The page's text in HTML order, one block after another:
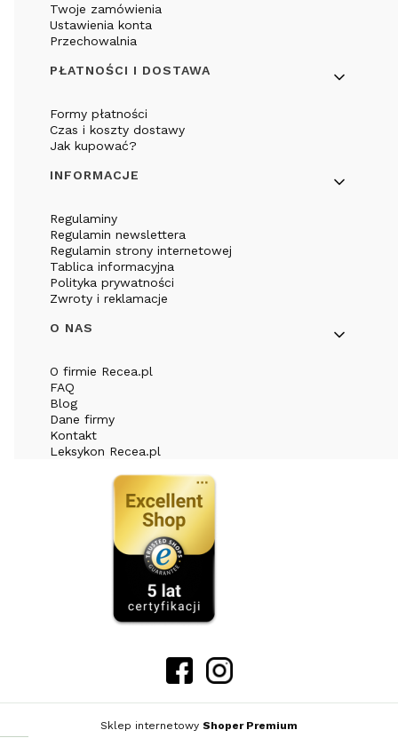
Twoje zamówienia
Ustawienia konta
Przechowalnia
PŁATNOŚCI I DOSTAWA
Formy płatności
Czas i koszty dostawy
Jak kupować?
INFORMACJE
Regulaminy
Regulamin newslettera
Regulamin strony internetowej
Tablica informacyjna
Polityka prywatności
Zwroty i reklamacje
O NAS
O firmie Recea.pl
FAQ
Blog
Dane firmy
Kontakt
Leksykon Recea.pl
Sklep internetowy Shoper Premium